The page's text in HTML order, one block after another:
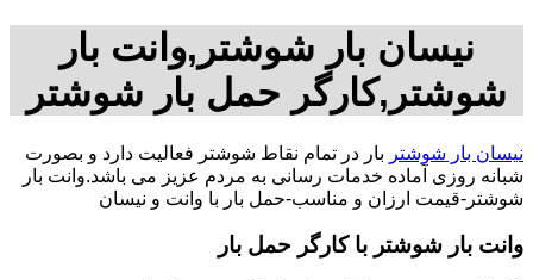
نیسان بار شوشتر,وانت بار
شوشتر,کارگر حمل بار شوشتر
نیسان بار شوشتر بار در تمام نقاط شوشتر فعالیت دارد و بصورت
شبانه روزی آماده خدمات رسانی به مردم عزیز می باشد.وانت بار
شوشتر-قیمت ارزان و مناسب-حمل بار با وانت و نیسان
وانت بار شوشتر با کارگر حمل بار